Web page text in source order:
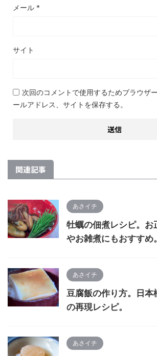
メール *
サイト
次回のコメントで使用するためブラウザ
ールアドレス、サイトを保存する。
関連記事
あさイチ
牡蠣の佃煮レシピ。お
やお雑煮にもおすすめ。
あさイチ
豆腐飯の作り方。日本
の再現レシピ。
あさイチ